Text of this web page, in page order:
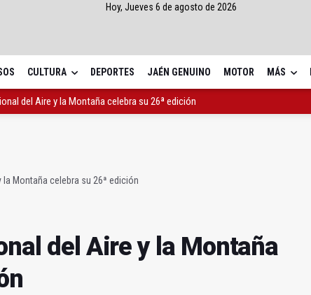
Hoy, Jueves 6 de agosto de 2026
CULTURA DEPORTES JAÉN GENUINO MOTOR MÁS
de La Salobreja el 6 y el 7 de junio
la Montaña celebra su 26ª edición
del Aire y la Montaña